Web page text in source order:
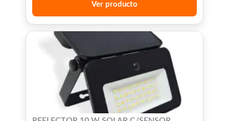
Ver producto